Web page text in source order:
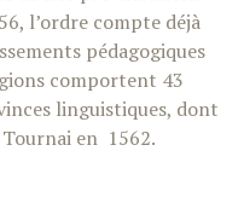
l’ordre compte déjà
pédagogiques
comportent 43
linguistiques, dont
Tournai en 1562.